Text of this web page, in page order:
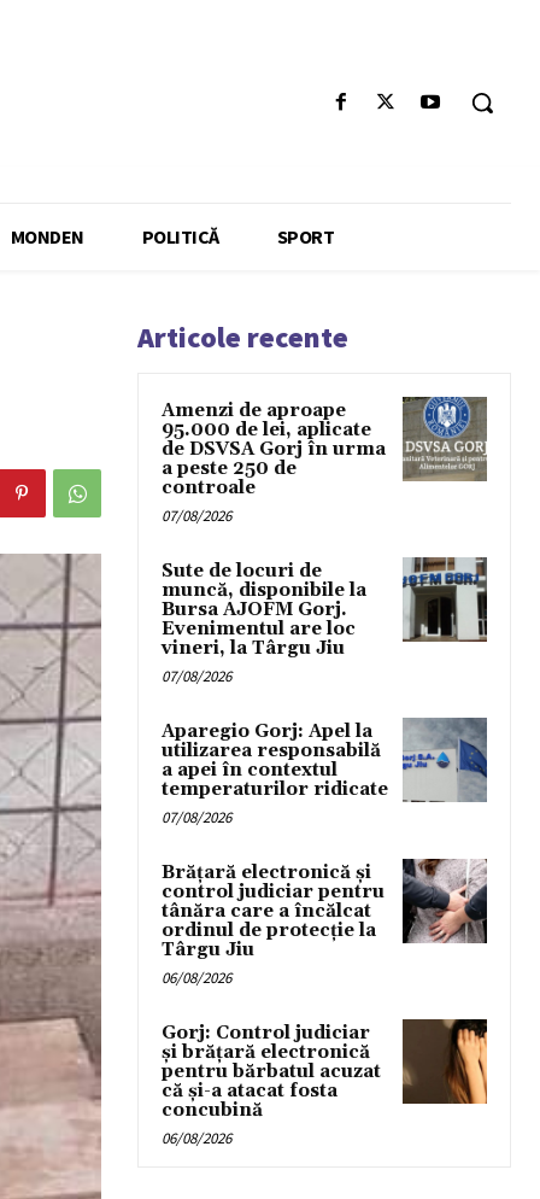
MONDEN POLITICĂ SPORT
Articole recente
Amenzi de aproape
95.000 de lei, aplicate
de DSVSA Gorj în urma
a peste 250 de
controale
07/08/2026
Sute de locuri de
muncă, disponibile la
Bursa AJOFM Gorj.
Evenimentul are loc
vineri, la Târgu Jiu
07/08/2026
Aparegio Gorj: Apel la
utilizarea responsabilă
a apei în contextul
temperaturilor ridicate
07/08/2026
Brățară electronică și
control judiciar pentru
tânăra care a încălcat
ordinul de protecție la
Târgu Jiu
06/08/2026
Gorj: Control judiciar
și brățară electronică
pentru bărbatul acuzat
că și-a atacat fosta
concubină
06/08/2026